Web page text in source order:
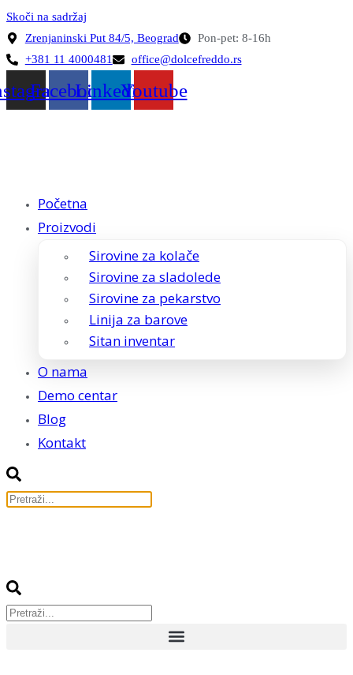
Skoči na sadržaj
Zrenjaninski Put 84/5, Beograd
Pon-pet: 8-16h
+381 11 4000481
office@dolcefreddo.rs
FacebookLinkedinYoutube
Početna
Proizvodi
Sirovine za kolače
Sirovine za sladolede
Sirovine za pekarstvo
Linija za barove
Sitan inventar
O nama
Demo centar
Blog
Kontakt